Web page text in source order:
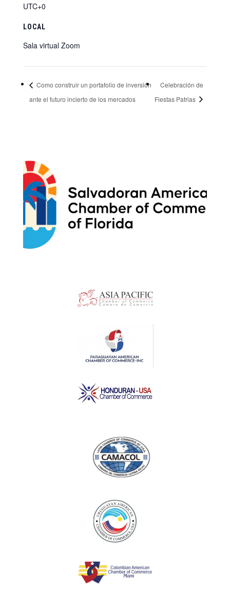
UTC+0
LOCAL
Sala virtual Zoom
Como construir un portafolio de inversión
ante el futuro incierto de los mercados
Celebración de
Fiestas Patrias